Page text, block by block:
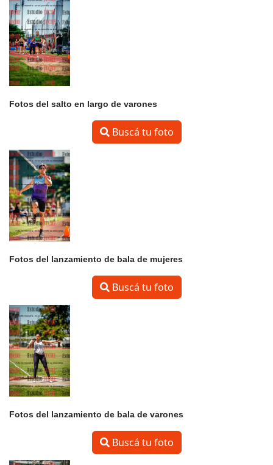
Fotos del salto en largo de varones
Buscá tu foto
Fotos del lanzamiento de bala de mujeres
Buscá tu foto
Fotos del lanzamiento de bala de varones
Buscá tu foto